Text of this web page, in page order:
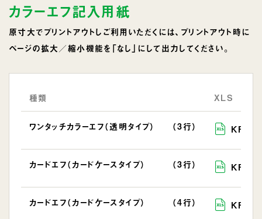
カラーエフ記入用紙
原寸大でプリントアウトしご利用いただくには、プリントアウト時に
ページの拡大／縮小機能を「なし」にして出力してください。
種類 XLS
ワンタッチカラーエフ（透明タイプ） （3行）
カードエフ（カードケースタイプ） （3行） KFC-
カードエフ（カードケースタイプ） （4行） KFC-